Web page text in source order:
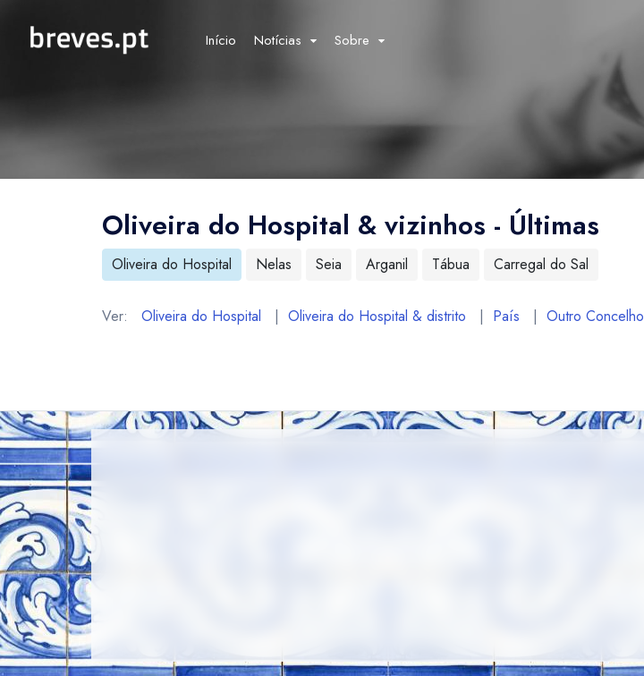
Início Notícias Sobre
Oliveira do Hospital & vizinhos - Últimas
Oliveira do Hospital Nelas Seia Arganil Tábua Carregal do Sal
Ver: Oliveira do Hospital | Oliveira do Hospital & distrito | País | Outro Concelho